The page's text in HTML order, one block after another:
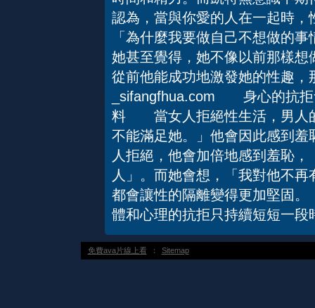
認為，當與你愛的人在一起時
「為什麼我要做自己不想做的
她甚至覺得，她不像以前那樣
從前他能成功地激發她的性趣，
_sifangfhua.com 身心的抗拒
料 當女人拒絕性生活，男人
不能滿足她。」他會因此感到
人拒絕，他會加倍地感到羞恥
人」。而她會想，「我對他不
都會讓性的隔離變得更加堅固
體和心理的抗拒只持續短短一段
免費ava片線上看 ： Sitemap